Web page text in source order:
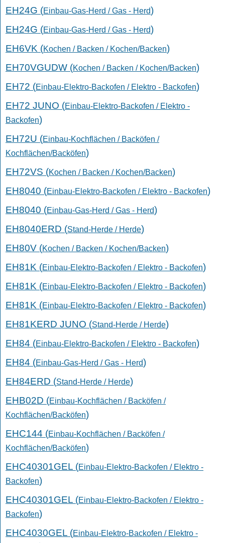
EH24G (Einbau-Gas-Herd / Gas - Herd)
EH24G (Einbau-Gas-Herd / Gas - Herd)
EH6VK (Kochen / Backen / Kochen/Backen)
EH70VGUDW (Kochen / Backen / Kochen/Backen)
EH72 (Einbau-Elektro-Backofen / Elektro - Backofen)
EH72 JUNO (Einbau-Elektro-Backofen / Elektro -
Backofen)
EH72U (Einbau-Kochflächen / Backöfen /
Kochflächen/Backöfen)
EH72VS (Kochen / Backen / Kochen/Backen)
EH8040 (Einbau-Elektro-Backofen / Elektro - Backofen)
EH8040 (Einbau-Gas-Herd / Gas - Herd)
EH8040ERD (Stand-Herde / Herde)
EH80V (Kochen / Backen / Kochen/Backen)
EH81K (Einbau-Elektro-Backofen / Elektro - Backofen)
EH81K (Einbau-Elektro-Backofen / Elektro - Backofen)
EH81K (Einbau-Elektro-Backofen / Elektro - Backofen)
EH81KERD JUNO (Stand-Herde / Herde)
EH84 (Einbau-Elektro-Backofen / Elektro - Backofen)
EH84 (Einbau-Gas-Herd / Gas - Herd)
EH84ERD (Stand-Herde / Herde)
EHB02D (Einbau-Kochflächen / Backöfen /
Kochflächen/Backöfen)
EHC144 (Einbau-Kochflächen / Backöfen /
Kochflächen/Backöfen)
EHC40301GEL (Einbau-Elektro-Backofen / Elektro -
Backofen)
EHC40301GEL (Einbau-Elektro-Backofen / Elektro -
Backofen)
EHC4030GEL (Einbau-Elektro-Backofen / Elektro -